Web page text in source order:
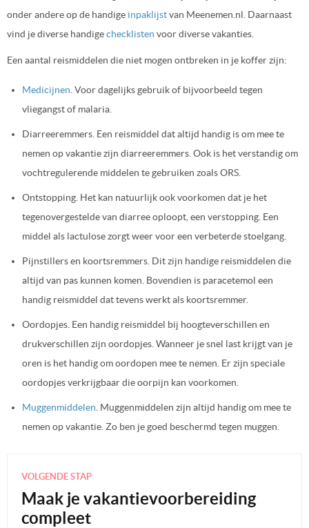
onder andere op de handige inpaklijstvan Meenemen.nl. Daarnaast
vind je diverse handigechecklisten voor diverse vakanties.
Een aantal reismiddelen die niet mogen ontbreken in je koffer zijn:
Medicijnen . Voor dagelijks gebruik of bijvoorbeeld tegen
vliegangst of malaria.
Diarreeremmers. Een reismiddel dat altijd handig is om mee te
nemen op vakantie zijn diarreeremmers. Ook is het verstandig om
vochtregulerende middelen te gebruiken zoals ORS.
Ontstopping. Het kan natuurlijk ook voorkomen dat je het
tegenovergestelde van diarree oploopt, een verstopping. Een
middel als lactulose zorgt weer voor een verbeterde stoelgang.
Pijnstillers en koortsremmers. Dit zijn handige reismiddelen die
altijd van pas kunnen komen. Bovendien is paracetemol een
handig reismiddel dat tevens werkt als koortsremmer.
Oordopjes. Een handig reismiddel bij hoogteverschillen en
drukverschillen zijn oordopjes. Wanneer je snel last krijgt van je
oren is het handig om oordopen mee te nemen. Er zijn speciale
oordopjes verkrijgbaar die oorpijn kan voorkomen.
Muggenmiddelen . Muggenmiddelen zijn altijd handig om mee te
nemen op vakantie. Zo ben je goed beschermd tegen muggen.
VOLGENDE STAP
Maak je vakantievoorbereiding
compleet